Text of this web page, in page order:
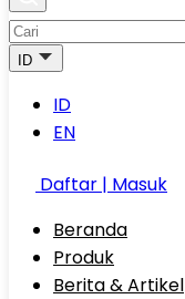
ID
ID
EN
Daftar | Masuk
Beranda
Produk
Berita & Artikel